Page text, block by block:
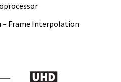
– Frame Interpolation